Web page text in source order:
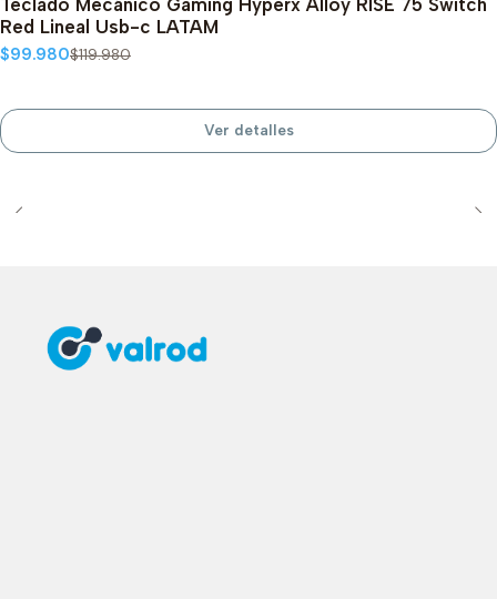
Agotado
Teclado Mecánico Gaming Hyperx Alloy RISE 75 Switch
Red Lineal Usb-c LATAM
$99.980$119.980
Ver detalles